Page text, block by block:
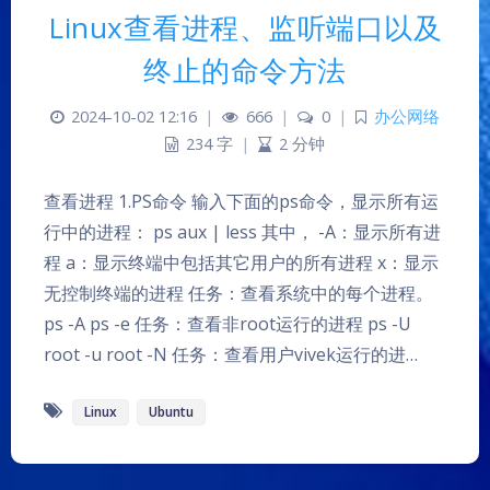
夜间模式
Linux查看进程、监听端口以及
终止的命令方法
2024-10-02 12:16 | 666 | 0 |
办公网络
234 字 | 2 分钟
查看进程 1.PS命令 输入下面的ps命令，显示所有运
行中的进程： ps aux | less 其中， -A：显示所有进
程 a：显示终端中包括其它用户的所有进程 x：显示
无控制终端的进程 任务：查看系统中的每个进程。
ps -A ps -e 任务：查看非root运行的进程 ps -U
root -u root -N 任务：查看用户vivek运行的进…
Linux Ubuntu